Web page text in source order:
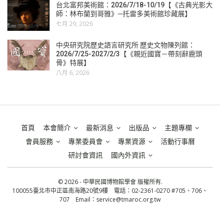
台北富邦美術館：2026/7/18-10/19【《古典光影大
師：林布蘭到哥雅》─托雷多美術館珍藏展】
七月 29, 2026
中央研究院歷史語言研究所 歷史文物陳列館：
2026/7/25-2027/2/3【《親近國寶－帶刻辭鹿頭
骨》特展】
八月 6, 2026
首頁 本會簡介 最新消息 出版品
主題專欄
會員服務
專業委員會 專業資源
活動行事曆
研討會資訊
國內外資訊
© 2026 - 中華民國博物館學會 版權所有.
100055臺北市中正區南海路20號9樓 電話：02-2361-0270 #705、706、
707 Email： service@tmaroc.org.tw